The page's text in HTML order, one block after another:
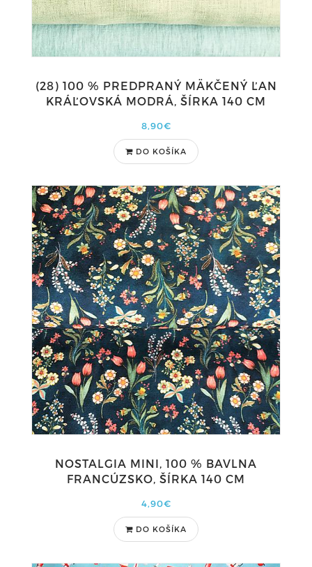
(28) 100 % PREDPRANÝ MÄKČENÝ ĽAN
KRÁĽOVSKÁ MODRÁ, ŠÍRKA 140 CM
8,90€
DO KOŠÍKA
NOSTALGIA MINI, 100 % BAVLNA
FRANCÚZSKO, ŠÍRKA 140 CM
4,90€
DO KOŠÍKA